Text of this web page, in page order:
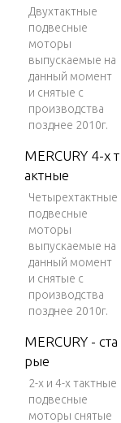
Двухтактные
подвесные
моторы
выпускаемые на
данный момент
и снятые с
производства
позднее 2010г.
MERCURY 4-х т
актные
Четырехтактные
подвесные
моторы
выпускаемые на
данный момент
и снятые с
производства
позднее 2010г.
MERCURY - ста
рые
2-х и 4-х тактные
подвесные
моторы снятые